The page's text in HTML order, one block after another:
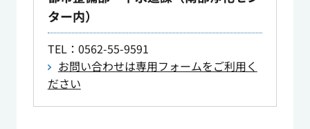
ター内）
TEL：0562-55-9591
お問い合わせは専用フォームをご利用く
ださい